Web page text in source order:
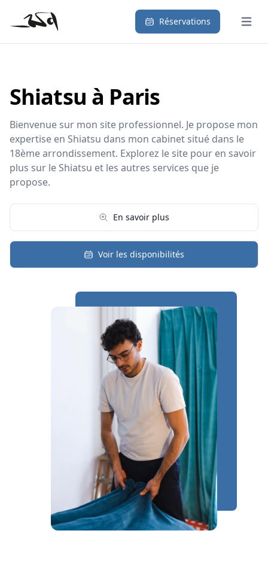
Réservations Ouvrir
Shiatsu à Paris
Bienvenue sur mon site professionnel. Je propose mon
expertise en Shiatsu dans mon cabinet situé dans le
18ème arrondissement. Explorez le site pour en savoir
plus sur le Shiatsu et les autres services que je
propose.
En savoir plus
Voir les disponibilités